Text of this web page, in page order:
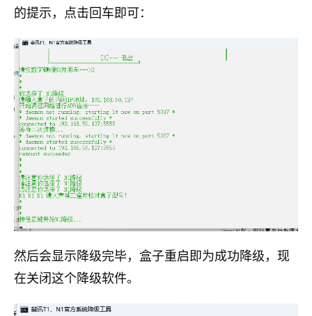
的提示，点击回车即可：
然后会显示降级完毕，盒子重启即为成功降级，现
在关闭这个降级软件。